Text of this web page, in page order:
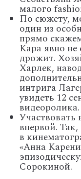
малого
По сюжету,
один из
прямо
Кара явно не
дрожит.
Харлек,
интрига
увидеть 12
видеоролика.
Участвовать
впервой.
в
«Анна
Сорокиной.